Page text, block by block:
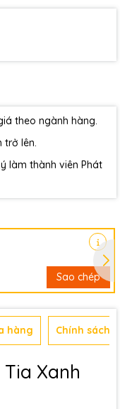
theo ngành hàng.
trở lên.
làm thành viên Phát
Sao chép
hàng Chính sách
Tia Xanh